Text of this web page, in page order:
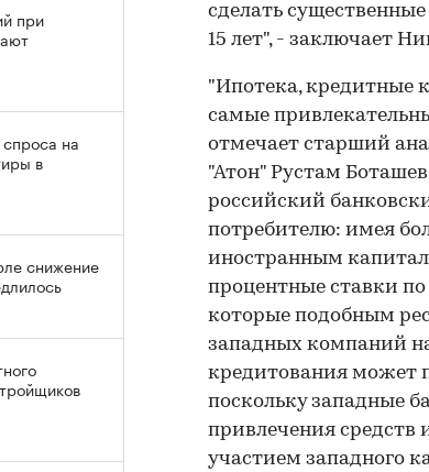
сделать
15 лет", - заключает
"Ипотека, кредитные
самые
отмечает старший
"Атон" Рустам
российский
потребителю: имея
иностранным
процентные ставки
которые подобным
западных компаний
кредитования может
поскольку западные
привлечения
участием западного
при
на
в
снижение